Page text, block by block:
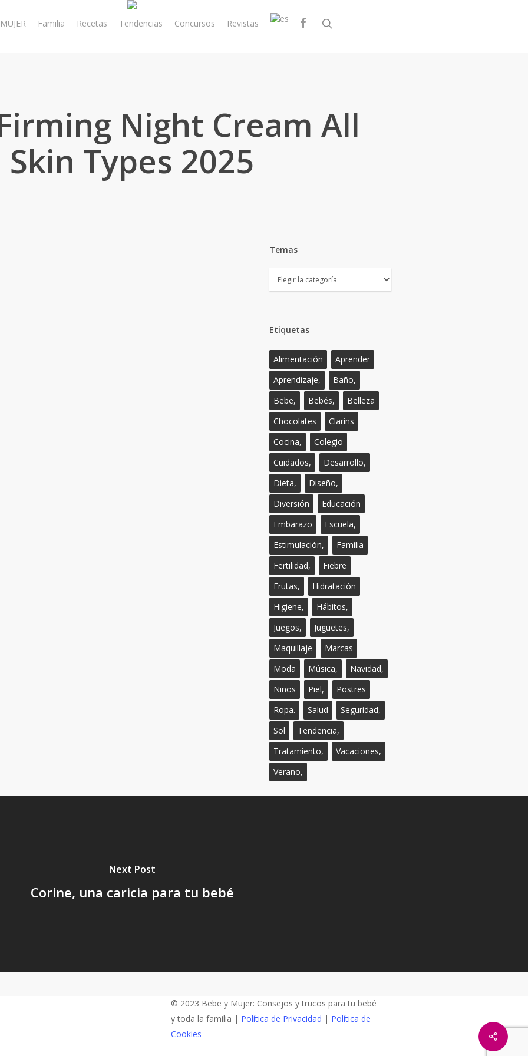
MUJER Familia Recetas Tendencias Concursos Revistas facebook
Night Cream All
Skin Types 2025
Temas
Temas
Etiquetas
Alimentación
Aprender
Aprendizaje,
Baño,
Bebe,
Bebés,
Belleza
Chocolates
Clarins
Cocina,
Colegio
Cuidados,
Desarrollo,
Dieta,
Diseño,
Diversión
Educación
Embarazo
Escuela,
Estimulación,
Familia
Fertilidad,
Fiebre
Frutas,
Hidratación
Higiene,
Hábitos,
Juegos,
Juguetes,
Maquillaje
Marcas
Moda
Música,
Navidad,
Niños
Piel,
Postres
Ropa.
Salud
Seguridad,
Sol
Tendencia,
Tratamiento,
Vacaciones,
Verano,
Next Post
Corine, una caricia para tu bebé
© 2023 Bebe y Mujer: Consejos y trucos para tu bebé
y toda la familia | Política de Privacidad | Política de
Cookies